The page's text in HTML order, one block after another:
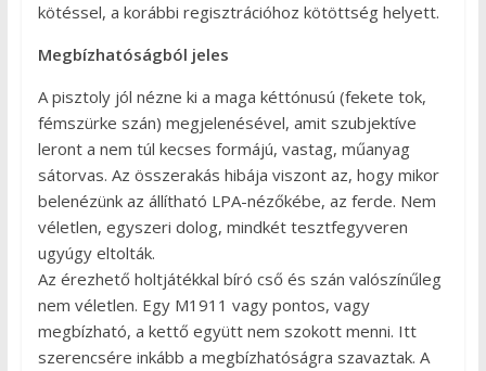
kötéssel, a korábbi regisztrációhoz kötöttség helyett.
Megbízhatóságból jeles
A pisztoly jól nézne ki a maga kéttónusú (fekete tok,
fémszürke szán) megjelenésével, amit szubjektíve
leront a nem túl kecses formájú, vastag, műanyag
sátorvas. Az összerakás hibája viszont az, hogy mikor
belenézünk az állítható LPA-nézőkébe, az ferde. Nem
véletlen, egyszeri dolog, mindkét tesztfegyveren
ugyúgy eltolták.
Az érezhető holtjátékkal bíró cső és szán valószínűleg
nem véletlen. Egy M1911 vagy pontos, vagy
megbízható, a kettő együtt nem szokott menni. Itt
szerencsére inkább a megbízhatóságra szavaztak. A